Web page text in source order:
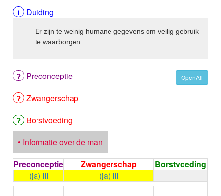
ALENDRONAAT/VIT D3
ALFA-1-PROTEINASEREMMER humaan
ALFENTANYL HCl
ALGELDRAAT / MAGNESIUM HYDROXYDE
ALGINAAT Na / Na BICARBONAAT / CALCIUM
ALGINEZUUR
ALGLUCOSIDASE alfa
ALIROCUMAB
ALITRETINOINE
ALIZAPRIDE
ALLOPURINOL
ALMOTRIPTAN
Duiding
Er zijn te weinig humane gegevens om veilig gebruik
te waarborgen.
OpenAll
Preconceptie
Zwangerschap
Borstvoeding
• Informatie over de man
Preconceptie
Zwangerschap
Borstvoeding
(ja) III
(ja) III